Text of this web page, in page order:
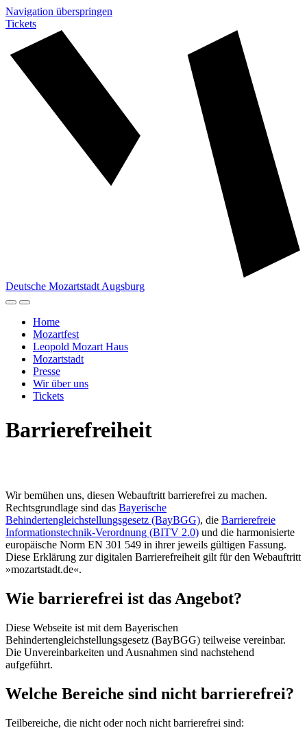
Navigation überspringen
Tickets
Deutsche Mozartstadt Augsburg
Home
Mozartfest
Leopold Mozart Haus
Mozartstadt
Presse
Wir über uns
Tickets
Barrierefreiheit
Wir bemühen uns, diesen Webauftritt barrierefrei zu machen.
Rechtsgrundlage sind das Bayerische
Behindertengleichstellungsgesetz (BayBGG), die Barrierefreie
Informationstechnik-Verordnung (BITV 2.0) und die harmonisierte
europäische Norm EN 301 549 in ihrer jeweils gültigen Fassung.
Diese Erklärung zur digitalen Barrierefreiheit gilt für den Webauftritt
»mozartstadt.de«.
Wie barrierefrei ist das Angebot?
Diese Webseite ist mit dem Bayerischen
Behindertengleichstellungsgesetz (BayBGG) teilweise vereinbar.
Die Unvereinbarkeiten und Ausnahmen sind nachstehend
aufgeführt.
Welche Bereiche sind nicht barrierefrei?
Teilbereiche, die nicht oder noch nicht barrierefrei sind: